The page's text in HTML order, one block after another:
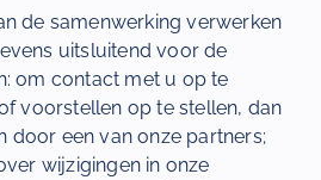
de samenwerking verwerken
uitsluitend voor de
om contact met u op te
voorstellen op te stellen, dan
door een van onze partners;
wijzigingen in onze